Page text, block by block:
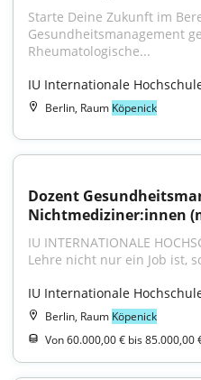
Starte Deine Zukunft im
Gesundheitsmanagement
Rheumatologische...
IU Internationale
Berlin, Raum Köpenick
Dozent
Nichtmediziner:innen
IU INTERNATIONALE
Lehre nicht nur ein Job ist,
IU Internationale
Berlin, Raum Köpenick
Von 60.000,00 € bis 85.000,00